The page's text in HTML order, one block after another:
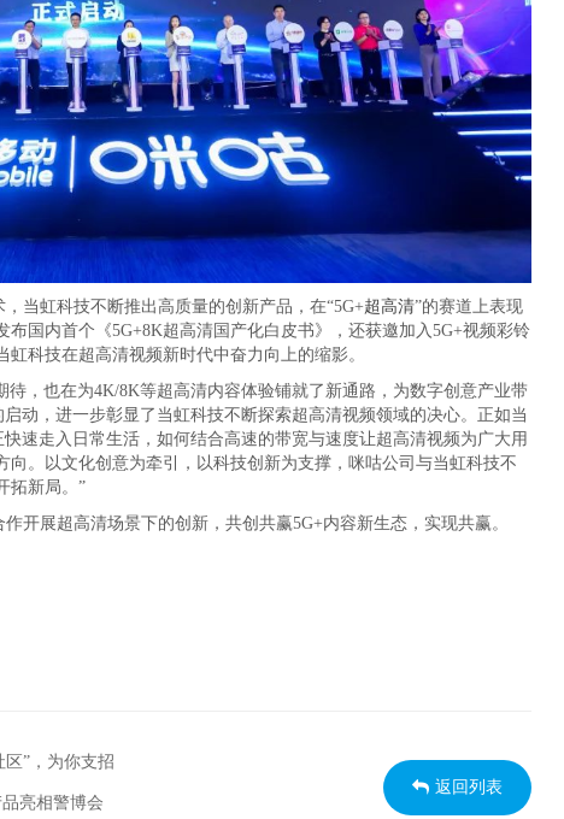
当虹科技不断推出高质量的创新产品，在“5G+超高清”的赛道上表现
国内首个《5G+8K超高清国产化白皮书》，还获邀加入5G+视频彩铃
科技在超高清视频新时代中奋力向上的缩影。
，也在为4K/8K等超高清内容体验铺就了新通路，为数字创意产业带
动，进一步彰显了当虹科技不断探索超高清视频领域的决心。正如当
速走入日常生活，如何结合高速的带宽与速度让超高清视频为广大用
向。以文化创意为牵引，以科技创新为支撑，咪咕公司与当虹科技不
拓新局。”
开展超高清场景下的创新，共创共赢5G+内容新生态，实现共赢。
”，为你支招
亮相警博会
返回列表